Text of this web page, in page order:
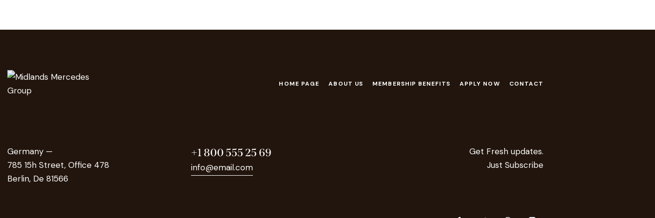
HOME PAGE ABOUT US MEMBERSHIP BENEFITS APPLY NOW CONTACT
Germany —
785 15h Street, Office 478
Berlin, De 81566
+1 800 555 25 69
info@email.com
Get Fresh updates.
Just Subscribe